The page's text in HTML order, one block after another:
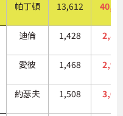
帕丁頓 13,612
迪倫 1,428
愛彼 1,468
約瑟夫 1,508